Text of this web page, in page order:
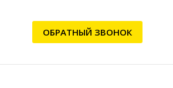
ОБРАТНЫЙ ЗВОНОК